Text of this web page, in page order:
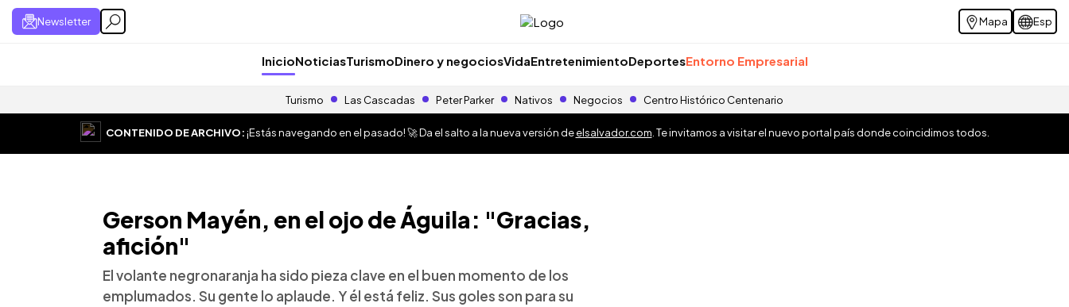
Newsletter Mapa Esp
InicioNoticiasTurismoDinero y negociosVidaEntretenimientoDeportesEntorno Empresarial
Turismo Las Cascadas Peter Parker Nativos Negocios Centro Histórico Centenario
CONTENIDO DE ARCHIVO:¡Estás navegando en el pasado! 🚀 Da el salto a la nueva versión deelsalvador.com . Te invitamos a visitar el nuevo portal país donde coincidimos todos.
Gerson Mayén, en el ojo de Águila: "Gracias,
afición"
El volante negronaranja ha sido pieza clave en el buen momento de los
emplumados. Su gente lo aplaude. Y él está feliz. Sus goles son para su